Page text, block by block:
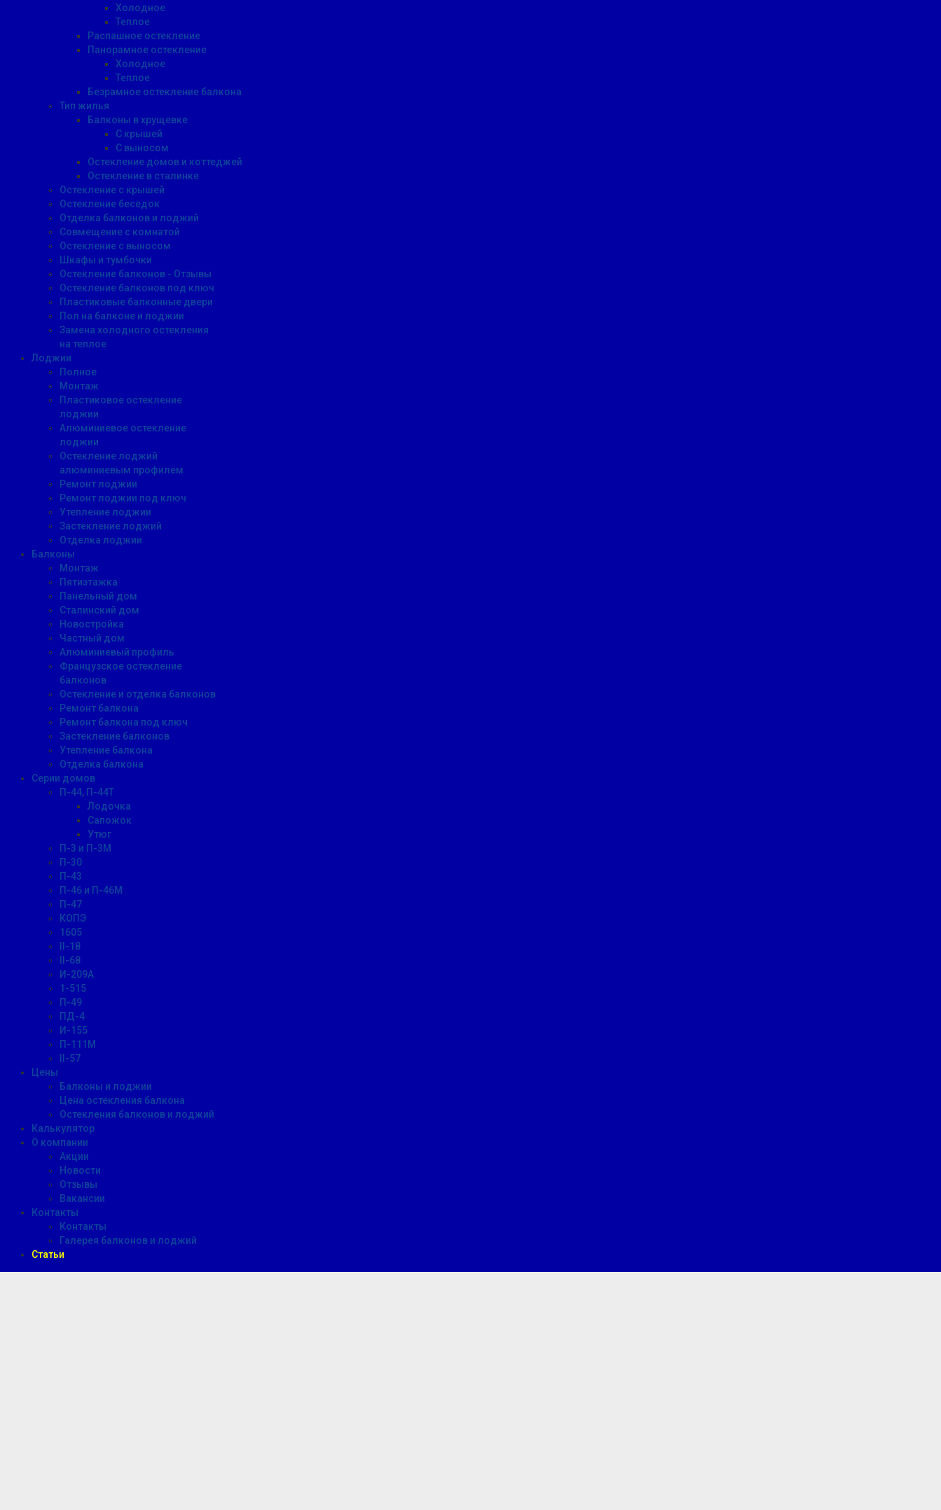
Холодное
Теплое
Распашное остекление
Панорамное остекление
Холодное
Теплое
Безрамное остекление балкона
Тип жилья
Балконы в хрущевке
С крышей
С выносом
Остекление домов и коттеджей
Остекление в сталинке
Остекление с крышей
Остекление беседок
Отделка балконов и лоджий
Совмещение с комнатой
Остекление с выносом
Шкафы и тумбочки
Остекление балконов - Отзывы
Остекление балконов под ключ
Пластиковые балконные двери
Пол на балконе и лоджии
Замена холодного остекления
на теплое
Лоджии
Полное
Монтаж
Пластиковое остекление
лоджии
Алюминиевое остекление
лоджии
Остекление лоджий
алюминиевым профилем
Ремонт лоджии
Ремонт лоджии под ключ
Утепление лоджии
Застекление лоджий
Отделка лоджии
Балконы
Монтаж
Пятиэтажка
Панельный дом
Сталинский дом
Новостройка
Частный дом
Алюминиевый профиль
Французское остекление
балконов
Остекление и отделка балконов
Ремонт балкона
Ремонт балкона под ключ
Застекление балконов
Утепление балкона
Отделка балкона
Серии домов
П-44, П-44Т
Лодочка
Сапожок
Утюг
П-3 и П-3М
П-30
П-43
П-46 и П-46М
П-47
КОПЭ
1605
II-18
II-68
И-209А
1-515
П-49
ПД-4
И-155
П-111М
II-57
Цены
Балконы и лоджии
Цена остекления балкона
Остекления балконов и лоджий
Калькулятор
О компании
Акции
Новости
Отзывы
Вакансии
Контакты
Контакты
Галерея балконов и лоджий
Статьи